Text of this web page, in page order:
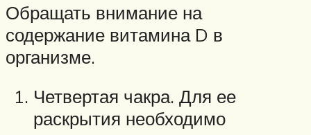
Обращать внимание на
содержание витамина D в
организме.
Четвертая чакра. Для ее
раскрытия необходимо